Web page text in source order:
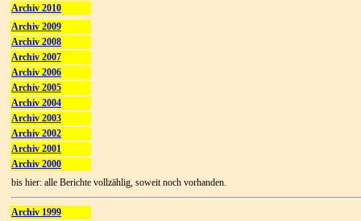
Archiv 2010
Archiv 2009
Archiv 2008
Archiv 2007
Archiv 2006
Archiv 2005
Archiv 2004
Archiv 2003
Archiv 2002
Archiv 2001
Archiv 2000
bis hier: alle Berichte vollzählig, soweit noch vorhanden.
Archiv 1999